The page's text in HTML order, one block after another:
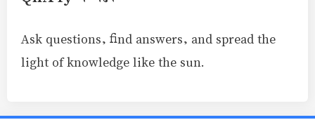
Ask questions, find answers, and spread the
light of knowledge like the sun.